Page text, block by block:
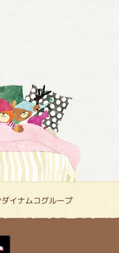
イナムコグループ